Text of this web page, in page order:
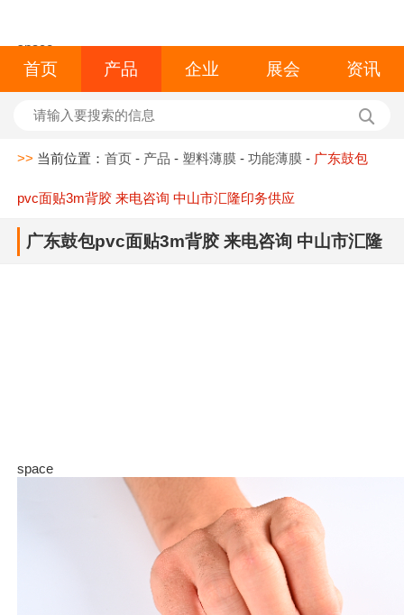
space
首页 产品 企业 展会 资讯
>> 当前位置：首页 - 产品 - 塑料薄膜 -功能薄膜 - 广东鼓包
pvc面贴3m背胶 来电咨询 中山市汇隆印务供应
广东鼓包pvc面贴3m背胶 来电咨询 中山市汇隆
space